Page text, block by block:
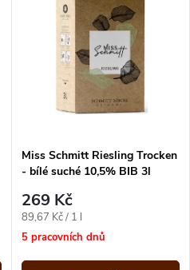
Miss Schmitt Riesling Trocken
- bílé suché 10,5% BIB 3l
269 Kč
Měrná
cena:
89,67 Kč / 1 l
5 pracovních dnů